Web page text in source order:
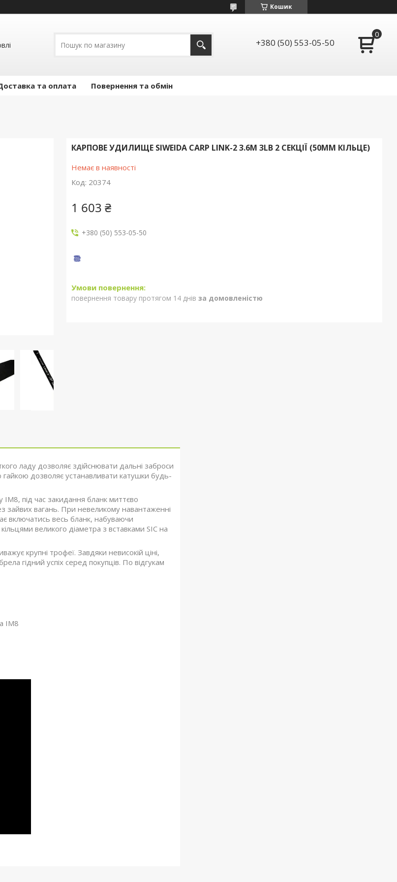
Кошик
+380 (50) 553-05-50
та оплата Повернення та обмін
КАРПОВЕ УДИЛИЩЕ SIWEIDA CARP LINK-2 3.6М 3LB 2 СЕКЦІЇ (50ММ КІЛЬЦЕ)
Немає в наявності
Код: 20374
1 603 ₴
+380 (50) 553-05-50
повернення товару протягом 14 днів за домовленістю
ладу дозволяє здійснювати дальні заброси
дозволяє устанавливати катушки будь-
під час закидання бланк миттєво
зайвих вагань. При невеликому навантаженні
включатись весь бланк, набуваючи
великого діаметра з вставками SIC на
крупні трофеї. Завдяки невисокій ціні,
гідний успіх серед покупців. По відгукам
IM8